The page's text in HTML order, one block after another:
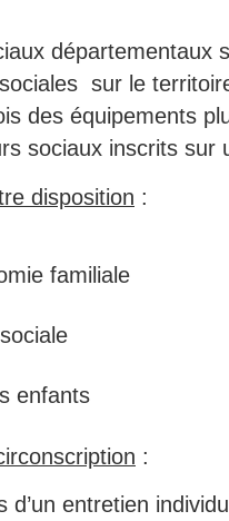
sur le
des équipements
sociaux inscrits sur
disposition :
familiale
enfants
:
d’un entretien